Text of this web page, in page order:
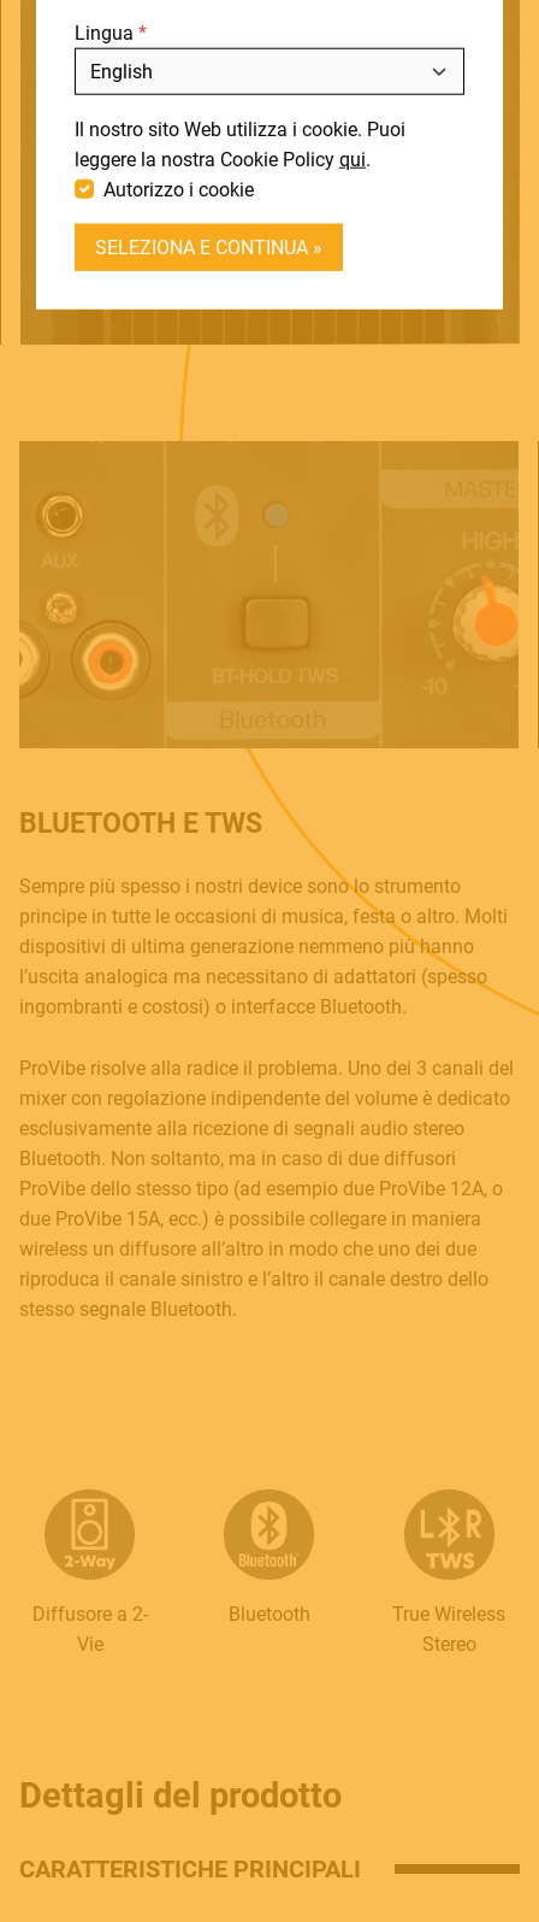
Lingua
Il nostro sito Web utilizza i cookie. Puoi
leggere la nostra Cookie Policy qui.
Autorizzo i cookie
SELEZIONA E CONTINUA »
DOWNLOADS
SUPPORT
CONTATTI
BECOME A DEALER
SOUNDSATION SOUNDCARE
Follow us
Language
English
Includi fuori produzione
BLUETOOTH E TWS
Sempre più spesso i nostri device sono lo strumento
principe in tutte le occasioni di musica, festa o altro. Molti
dispositivi di ultima generazione nemmeno più hanno
l’uscita analogica ma necessitano di adattatori (spesso
ingombranti e costosi) o interfacce Bluetooth.
ProVibe risolve alla radice il problema. Uno dei 3 canali del
mixer con regolazione indipendente del volume è dedicato
esclusivamente alla ricezione di segnali audio stereo
Bluetooth. Non soltanto, ma in caso di due diffusori
ProVibe dello stesso tipo (ad esempio due ProVibe 12A, o
due ProVibe 15A, ecc.) è possibile collegare in maniera
wireless un diffusore all’altro in modo che uno dei due
riproduca il canale sinistro e l’altro il canale destro dello
stesso segnale Bluetooth.
Diffusore a 2-
Vie
Bluetooth
True Wireless
Stereo
Dettagli del prodotto
CARATTERISTICHE PRINCIPALI